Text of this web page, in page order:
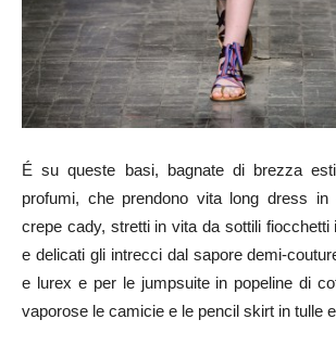
É su queste basi, bagnate di brezza
profumi, che prendono vita long dress
crepe cady, stretti in vita da sottili fiocchetti
e delicati gli intrecci dal sapore demi-
e lurex e per le jumpsuite in popeline di
vaporose le camicie e le pencil skirt in tulle